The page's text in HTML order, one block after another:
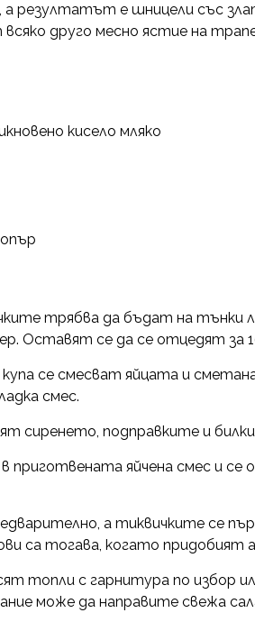
а резултатът е шницели със
друго месно ястие на
кисело мляко
трябва да бъдат на тънки
Оставят се да се отцедят
се смесват яйцата и
смес.
сиренето, подправките и
приготвената яйчена смес и се
а тиквичките се
са тогава, когато придобият
топли с гарнитура по избор
може да направите свежа